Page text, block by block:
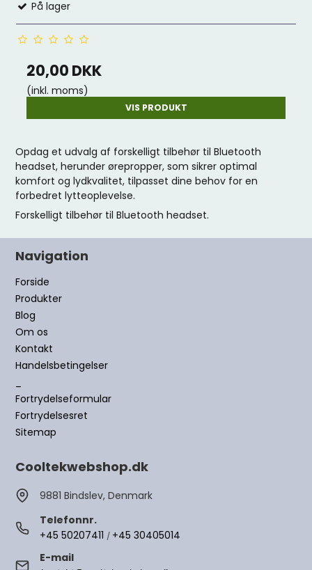
På lager
20,00 DKK
(inkl. moms)
VIS PRODUKT
Opdag et udvalg af forskelligt tilbehør til Bluetooth
headset, herunder ørepropper, som sikrer optimal
komfort og lydkvalitet, tilpasset dine behov for en
forbedret lytteoplevelse.
Forskelligt tilbehør til Bluetooth headset.
Navigation
Forside
Produkter
Blog
Om os
Kontakt
Handelsbetingelser
Fortrydelseformular
Fortrydelsesret
Sitemap
Cooltekwebshop.dk
9881 Bindslev, Denmark
Telefonnr.
+45 50207411 / +45 30405014
E-mail